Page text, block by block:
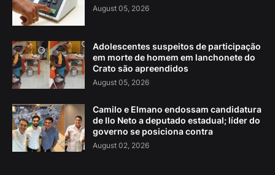
August 05, 2026
Adolescentes suspeitos de participação
em morte de homem em lanchonete do
Crato são apreendidos
August 05, 2026
Camilo e Elmano endossam candidatura
de Ilo Neto a deputado estadual; líder do
governo se posiciona contra
August 02, 2026